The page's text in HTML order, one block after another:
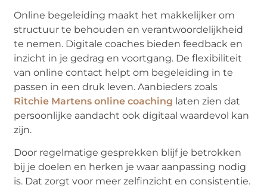
Online begeleiding maakt het makkelijker om
structuur te behouden en verantwoordelijkheid
te nemen. Digitale coaches bieden feedback en
inzicht in je gedrag en voortgang. De flexibiliteit
van online contact helpt om begeleiding in te
passen in een druk leven. Aanbieders zoals
Ritchie Martens online coaching laten zien dat
persoonlijke aandacht ook digitaal waardevol kan
zijn.
Door regelmatige gesprekken blijf je betrokken
bij je doelen en herken je waar aanpassing nodig
is. Dat zorgt voor meer zelfinzicht en consistentie.